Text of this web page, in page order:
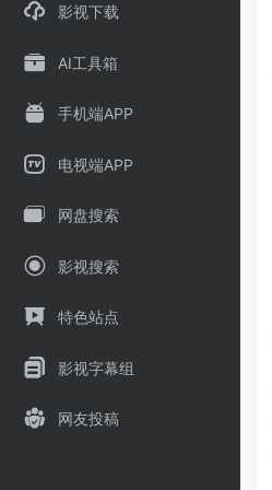
影视下载
AI工具箱
手机端APP
电视端APP
网盘搜索
影视搜索
特色站点
影视字幕组
网友投稿